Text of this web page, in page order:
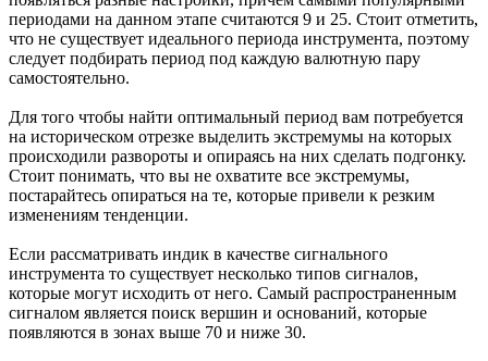
периодами на данном этапе считаются 9 и 25. Стоит отметить,
что не существует идеального периода инструмента, поэтому
следует подбирать период под каждую валютную пару
самостоятельно.
Для того чтобы найти оптимальный период вам потребуется
на историческом отрезке выделить экстремумы на которых
происходили развороты и опираясь на них сделать подгонку.
Стоит понимать, что вы не охватите все экстремумы,
постарайтесь опираться на те, которые привели к резким
изменениям тенденции.
Если рассматривать индик в качестве сигнального
инструмента то существует несколько типов сигналов,
которые могут исходить от него. Самый распространенным
сигналом является поиск вершин и оснований, которые
появляются в зонах выше 70 и ниже 30.